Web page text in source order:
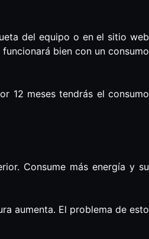
del equipo o en el sitio web
bien con un consumo
12 meses tendrás el consumo
Consume más energía y su
aumenta. El problema de esto